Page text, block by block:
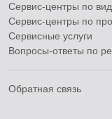
Сервис-центры по
Сервис-центры по
Сервисные услуги
Вопросы-ответы по
Обратная связь